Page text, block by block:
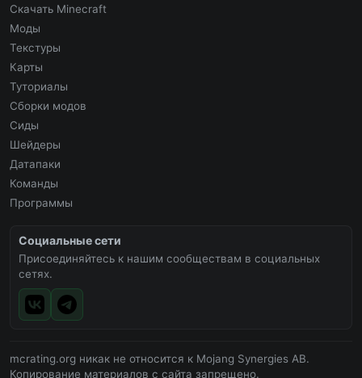
Скачать Minecraft
Моды
Текстуры
Карты
Туториалы
Сборки модов
Сиды
Шейдеры
Датапаки
Команды
Программы
Социальные сети
Присоединяйтесь к нашим сообществам в социальных
сетях.
mcrating.org никак не относится к Mojang Synergies AB.
Копирование материалов с сайта запрещено.